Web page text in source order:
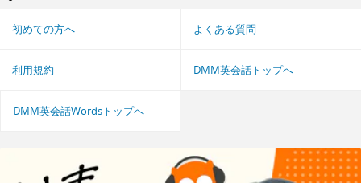
初めての方へ よくある質問
利用規約 DMM英会話トップへ
DMM英会話Wordsトップへ